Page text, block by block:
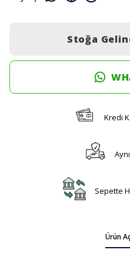
Stoğa
Kredi
Sepette
Ürün